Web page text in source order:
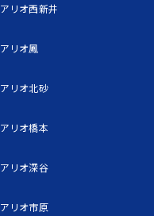
アリオ西新井
アリオ鳳
アリオ北砂
アリオ橋本
アリオ深谷
アリオ市原